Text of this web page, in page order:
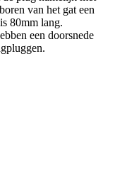
van het gat een
80mm lang.
een doorsnede